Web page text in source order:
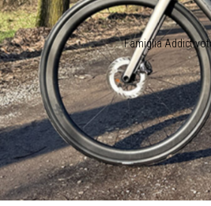
Famiglia Addict